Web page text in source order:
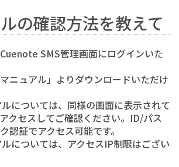
の確認方法を教えて
SMS管理画面にログインいた
ニュアル」よりダウンロードいただけ
については、同様の画面に表示されて
クセスしてご確認ください。ID/パス
認証でアクセス可能です。
については、アクセスIP制限はござい